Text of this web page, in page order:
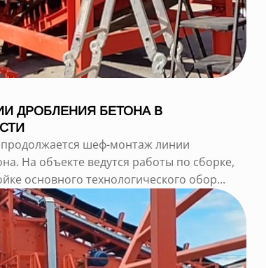
ДРОБЛЕНИЯ БЕТОНА В
шеф-монтаж линии
На объекте ведутся работы по сборке,
основного технологического обор...